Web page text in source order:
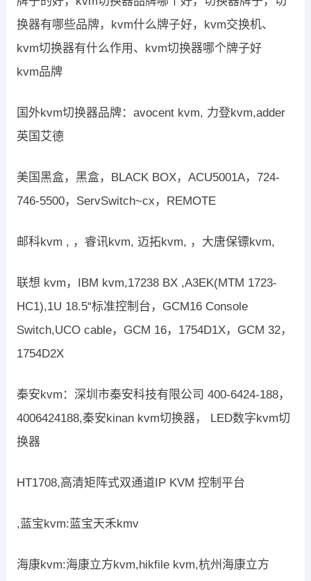
换器有哪些品牌，kvm什么牌子好，kvm交换机、
kvm切换器有什么作用、kvm切换器哪个牌子好
kvm品牌
国外kvm切换器品牌：avocent kvm, 力登kvm,adder
英国艾德
美国黑盒，黑盒，BLACK BOX，ACU5001A，724-
746-5500，ServSwitch~cx，REMOTE
邮科kvm , ，睿讯kvm, 迈拓kvm, ，大唐保镖kvm,
联想 kvm，IBM kvm,17238 BX ,A3EK(MTM 1723-
HC1),1U 18.5“标准控制台，GCM16 Console
Switch,UCO cable，GCM 16，1754D1X，GCM 32，
1754D2X
秦安kvm：深圳市秦安科技有限公司 400-6424-188，
4006424188,秦安kinan kvm切换器， LED数字kvm切
换器
HT1708,高清矩阵式双通道IP KVM 控制平台
,蓝宝kvm:蓝宝天禾kmv
海康kvm:海康立方kvm,hikfile kvm,杭州海康立方